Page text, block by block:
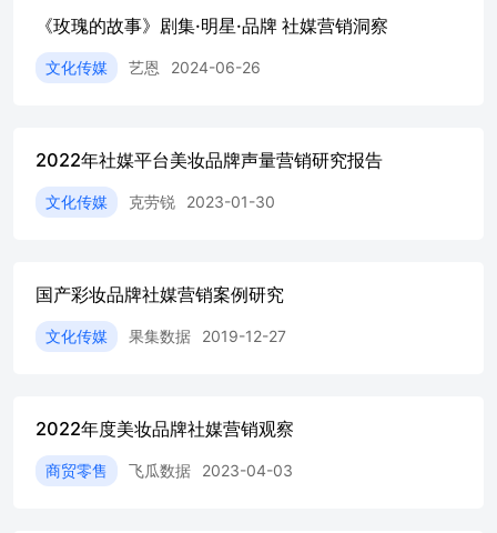
点，PMPM关注在精神方面与消费者产生共鸣 圈层认同的
消费者精致生活的消费者情感诉求的消费者乐于探索的消费
者 “圈层”爱好的Gen-Z人群从追逐“WE”的国民化归属感到
热衷于“ME”的主体化表达欲，消费者自我意识觉醒所带来
生活和精神消费的年轻一代，生活和充实和内在的成长是她
键点，对精致生活的要求也促进了细分需求的增多。 注
与心灵都要在路上能够接收新鲜事物、愿意为新兴品牌或概
念化产品买单的消费者 也成为PMPM亲近的对象，探索与
猎奇精神成为逐新消费者的典型画像。 盲盒潮玩个性 颜值
台对美妆、时尚、娱乐、旅行等生活享受类内容有明显热度
PMPM目标消费者年龄在各社媒平台偏好 PMPM目标消费者
兴趣社媒平台偏好 156 223 193 171 45 17 25 106 140 100
《玫瑰的故事》剧集·明星·品牌 社媒营销洞察
文化传媒 艺恩 2024-06-26
2022年社媒平台美妆品牌声量营销研究报告
文化传媒 克劳锐 2023-01-30
国产彩妆品牌社媒营销案例研究
文化传媒 果集数据 2019-12-27
2022年度美妆品牌社媒营销观察
商贸零售 飞瓜数据 2023-04-03